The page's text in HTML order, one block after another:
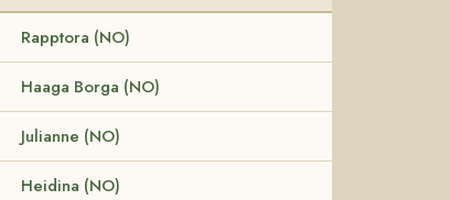
Rapptora (NO)
Haaga Borga (NO)
Julianne (NO)
Heidina (NO)